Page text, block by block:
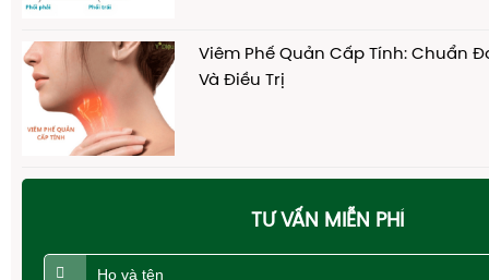
Viêm Phế Quản Cấp Tính: Chuẩn
Và Điều Trị
TƯ VẤN MIỄN PHÍ